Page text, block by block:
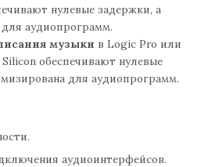
нулевые задержки, а
аудиопрограмм.
музыки в Logic Pro или
обеспечивают нулевые
для аудиопрограмм.
аудиоинтерфейсов.